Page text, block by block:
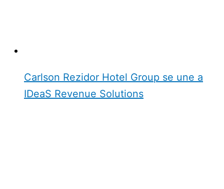
Carlson Rezidor Hotel Group se une a
IDeaS Revenue Solutions